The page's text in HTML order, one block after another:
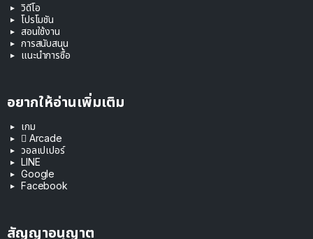
วิดีโอ
โปรโมชัน
สอนใช้งาน
การสนับสนุน
แนะนำการซื้อ
อยากให้อ่านเพิ่มเติม
เกม
 Arcade
วอลเปเปอร์
LINE
Google
Facebook
สัญญาอนุญาต